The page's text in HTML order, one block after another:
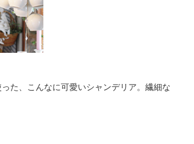
た、こんなに可愛いシャンデリア。繊細な